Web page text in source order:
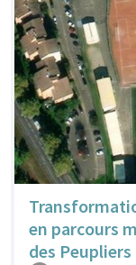
en parcours
des Peupliers